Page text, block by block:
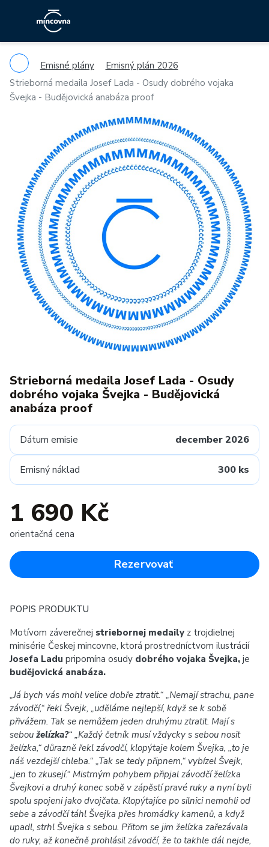
Emisné plány
Emisný plán 2026
Strieborná medaila Josef Lada - Osudy dobrého vojaka
Švejka - Budějovická anabáza proof
Strieborná medaila Josef Lada - Osudy
dobrého vojaka Švejka - Budějovická
anabáza proof
Dátum emisie december 2026
Emisný náklad 300 ks
1 690 Kč
orientačná cena
Rezervovať
POPIS PRODUKTU
Motívom záverečnej striebornej medaily z trojdielnej
minisérie Českej mincovne, ktorá prostredníctvom ilustrácií
Josefa Ladu pripomína osudy dobrého vojaka Švejka, je
budějovická anabáza.
„Já bych vás mohl velice dobře ztratit.“ „Nemají strachu, pane
závodčí,“ řekl Švejk, „uděláme nejlepší, když se k sobě
přivážem. Tak se nemůžem jeden druhýmu ztratit. Mají s
sebou želízka?“ „Každý četník musí vždycky s sebou nosit
želízka,“ důrazně řekl závodčí, klopýtaje kolem Švejka, „to je
náš vezdejší chleba.“ „Tak se tedy připnem,“ vybízel Švejk,
„jen to zkusejí.“ Mistrným pohybem připjal závodčí želízka
Švejkovi a druhý konec sobě v zápěstí pravé ruky a nyní byli
spolu spojeni jako dvojčata. Klopýtajíce po silnici nemohli od
sebe a závodčí táhl Švejka přes hromádky kamenů, a když
upadl, strhl Švejka s sebou. Přitom se jim želízka zařezávala
do ruky, až konečně prohlásil závodčí, že to takhle dál nejde,